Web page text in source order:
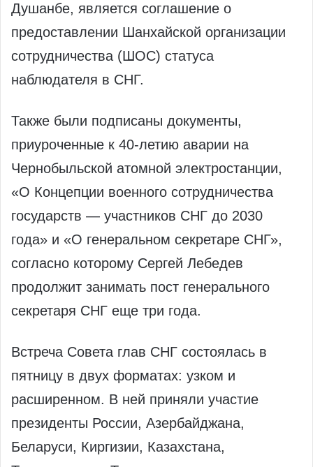
Душанбе, является соглашение о
предоставлении Шанхайской организации
сотрудничества (ШОС) статуса
наблюдателя в СНГ.
Также были подписаны документы,
приуроченные к 40-летию аварии на
Чернобыльской атомной электростанции,
«О Концепции военного сотрудничества
государств — участников СНГ до 2030
года» и «О генеральном секретаре СНГ»,
согласно которому Сергей Лебедев
продолжит занимать пост генерального
секретаря СНГ еще три года.
Встреча Совета глав СНГ состоялась в
пятницу в двух форматах: узком и
расширенном. В ней приняли участие
президенты России, Азербайджана,
Беларуси, Киргизии, Казахстана,